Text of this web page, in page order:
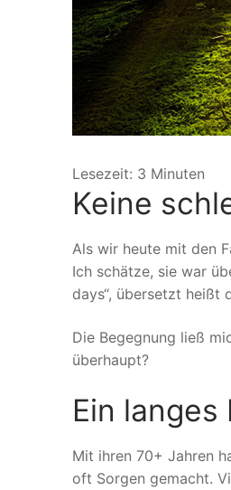
Lesezeit: 3 Minuten
Keine
Als wir heute mit den
Ich schätze, sie war
days“, übersetzt heißt
Die Begegnung ließ
überhaupt?
Ein langes
Mit ihren 70+ Jahren
oft Sorgen gemacht.